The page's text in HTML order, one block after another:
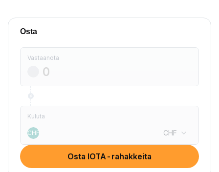
Osta
Vastaanota
Kuluta
CHF CHF
Osta IOTA-rahakkeita